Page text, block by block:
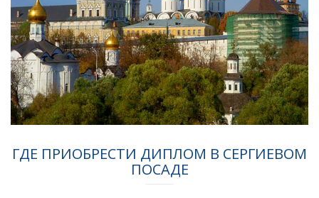
ГДЕ ПРИОБРЕСТИ ДИПЛОМ В СЕРГИЕВОМ
ПОСАДЕ